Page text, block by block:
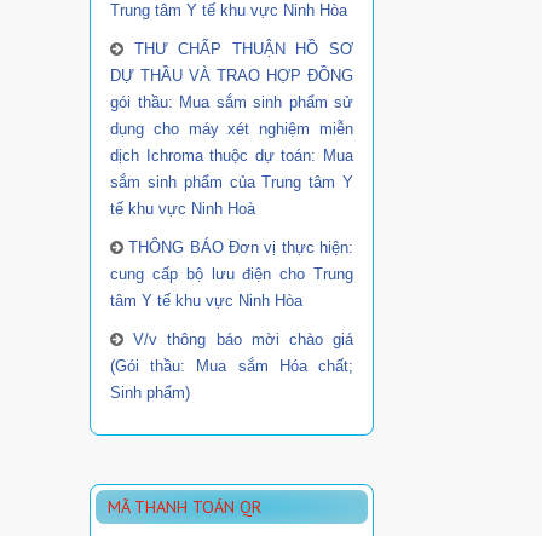
Trung tâm Y tế khu vực Ninh Hòa
THƯ CHẤP THUẬN HỒ SƠ
DỰ THẦU VÀ TRAO HỢP ĐỒNG
gói thầu: Mua sắm sinh phẩm sử
dụng cho máy xét nghiệm miễn
dịch Ichroma thuộc dự toán: Mua
sắm sinh phẩm của Trung tâm Y
tế khu vực Ninh Hoà
THÔNG BÁO Đơn vị thực hiện:
cung cấp bộ lưu điện cho Trung
tâm Y tế khu vực Ninh Hòa
V/v thông báo mời chào giá
(Gói thầu: Mua sắm Hóa chất;
Sinh phẩm)
MÃ THANH TOÁN QR